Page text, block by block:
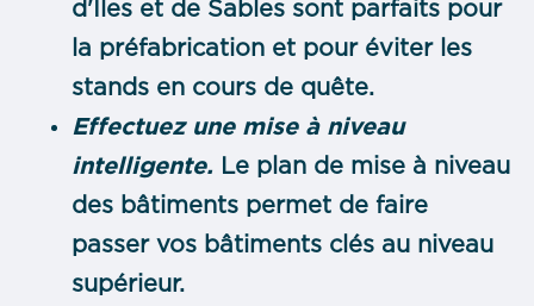
d'Îles et de Sables sont parfaits pour
la préfabrication et pour éviter les
stands en cours de quête.
Effectuez une mise à niveau
intelligente. Le plan de mise à niveau
des bâtiments permet de faire
passer vos bâtiments clés au niveau
supérieur.